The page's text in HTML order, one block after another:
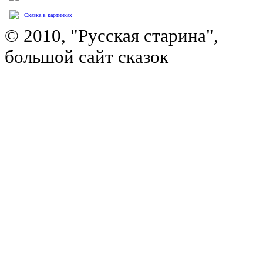
Cказка в картинках
© 2010, "Русская старина",
большой сайт сказок